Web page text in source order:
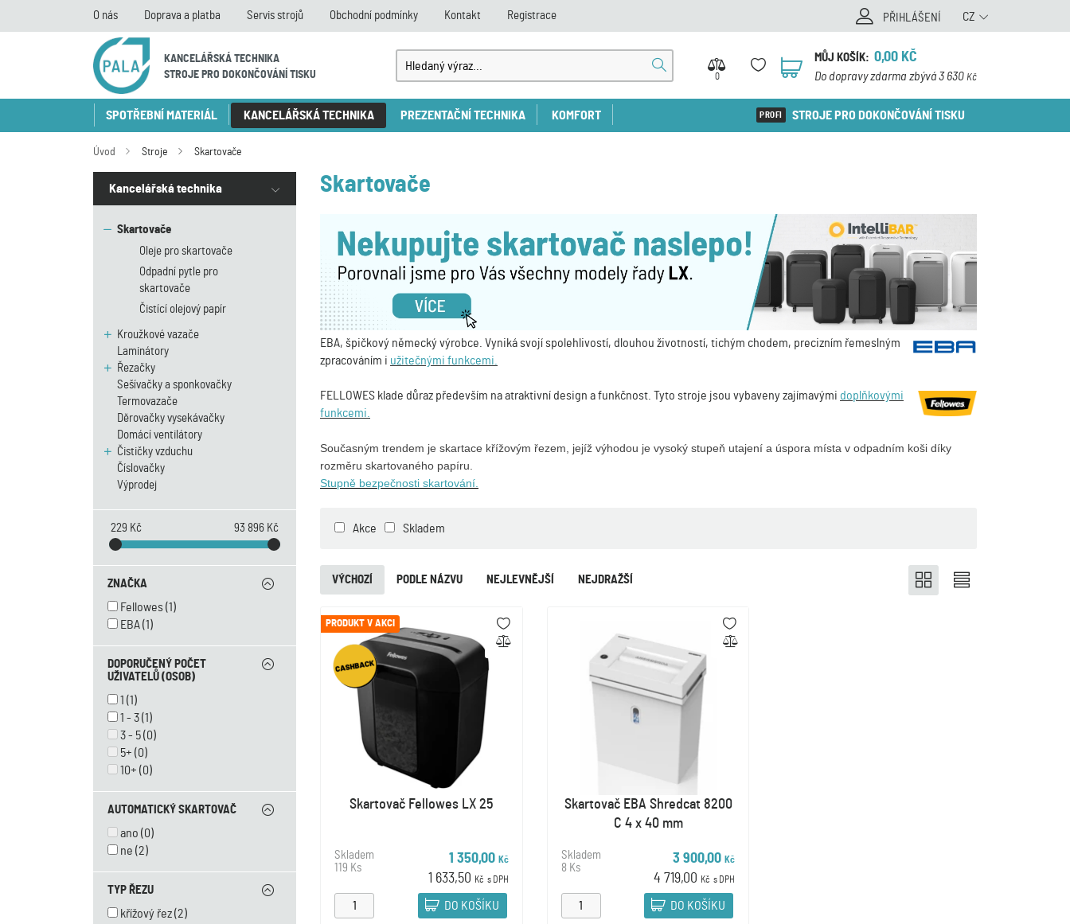
O nás Doprava a platba Servis strojů Obchodní podmínky Kontakt Registrace PŘIHLÁŠENÍ CZ
KANCELÁŘSKÁ TECHNIKA
STROJE PRO DOKONČOVÁNÍ TISKU
0
0
MŮJ KOŠÍK: 0,00 KČ
Do dopravy zdarma zbývá 3 630 Kč
SPOTŘEBNÍ MATERIÁL KANCELÁŘSKÁ TECHNIKA PREZENTAČNÍ TECHNIKA KOMFORT STROJE PRO DOKONČOVÁNÍ TISKU
Úvod Stroje Skartovače
Kancelářská technika
Skartovače
Oleje pro skartovače
Odpadní pytle pro
skartovače
Čistící olejový papír
Kroužkové vazače
Laminátory
Řezačky
Sešívačky a sponkovačky
Termovazače
Děrovačky vysekávačky
Domácí ventilátory
Čističky vzduchu
Číslovačky
Výprodej
229 Kč 93 896 Kč
ZNAČKA
Fellowes(1)
EBA(1)
DOPORUČENÝ POČET
UŽIVATELŮ (OSOB)
1 (1)
1 - 3(1)
3 - 5(0)
5+ (0)
10+ (0)
AUTOMATICKÝ SKARTOVAČ
ano (0)
ne (2)
TYP ŘEZU
křížový řez(2)
Skartovače
EBA, špičkový německý výrobce. Vyniká svojí spolehlivostí, dlouhou životností, tichým chodem, precizním řemeslným
zpracováním i užitečnými funkcemi.
FELLOWES klade důraz především na atraktivní design a funkčnost. Tyto stroje jsou vybaveny zajímavými doplňkovými
funkcemi.
Současným trendem je skartace křížovým řezem, jejíž výhodou je vysoký stupeň utajení a úspora místa v odpadním koši díky
rozměru skartovaného papíru.
Stupně bezpečnosti skartování.
Akce Skladem
NEJLEVNĚJŠÍ NEJDRAŽŠÍ
PODLE NÁZVU
VÝCHOZÍ
PRODUKT V AKCI
Skartovač Fellowes LX 25
Skladem
119 Ks
1 350,00 Kč
1 633,50 Kč s DPH
DO KOŠÍKU
Skartovač EBA Shredcat 8200
C 4 x 40 mm
Skladem
8 Ks
3 900,00Kč
4 719,00 Kč s DPH
DO KOŠÍKU